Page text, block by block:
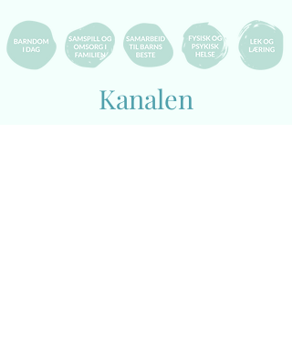
Kanalen